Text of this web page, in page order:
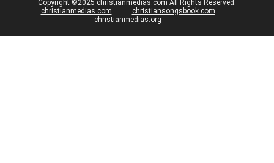
Copyright ©2025 christianmedias.com All Rights Reserved.
christianmedias.com
christiansongsbook.com
christianmedias.org